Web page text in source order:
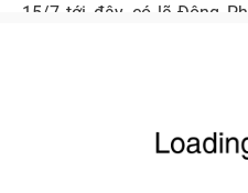
15/7 tới đây, có lẽ Đông